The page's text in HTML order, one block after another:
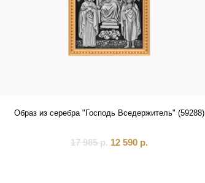
Образ из серебра "Господь Вседержитель" (59288)
17 985р. 12 590 р.